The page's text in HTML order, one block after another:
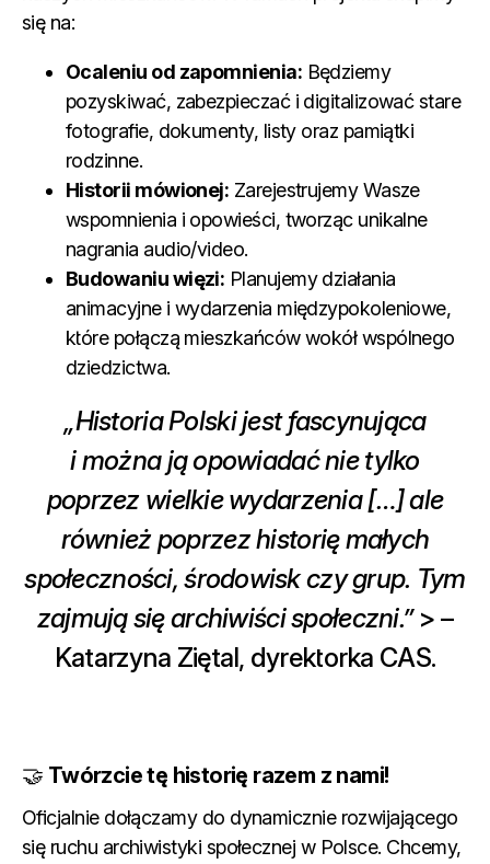
się na:
Ocaleniu od zapomnienia: Będziemy
pozyskiwać, zabezpieczać i digitalizować stare
fotografie, dokumenty, listy oraz pamiątki
rodzinne.
Historii mówionej: Zarejestrujemy Wasze
wspomnienia i opowieści, tworząc unikalne
nagrania audio/video.
Budowaniu więzi: Planujemy działania
animacyjne i wydarzenia międzypokoleniowe,
które połączą mieszkańców wokół wspólnego
dziedzictwa.
„Historia Polski jest fascynująca
i można ją opowiadać nie tylko
poprzez wielkie wydarzenia […] ale
również poprzez historię małych
społeczności, środowisk czy grup. Tym
zajmują się archiwiści społeczni.”> –
Katarzyna Ziętal, dyrektorka CAS.
🤝 Twórzcie tę historię razem z nami!
Oficjalnie dołączamy do dynamicznie rozwijającego
się ruchu archiwistyki społecznej w Polsce. Chcemy,